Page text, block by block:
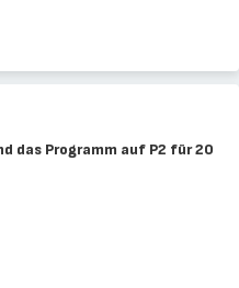
das Programm auf P2 für 20